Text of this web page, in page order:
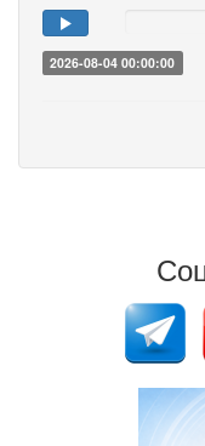
2026-08-04 00:00:00